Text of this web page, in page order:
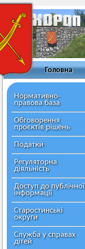
Головна
Нормативно-
правова база
Обговорення
проєктів рішень
Податки
Регуляторна
діяльність
Доступ до публічної
інформації
Старостинські
округи
Служба у справах
дітей